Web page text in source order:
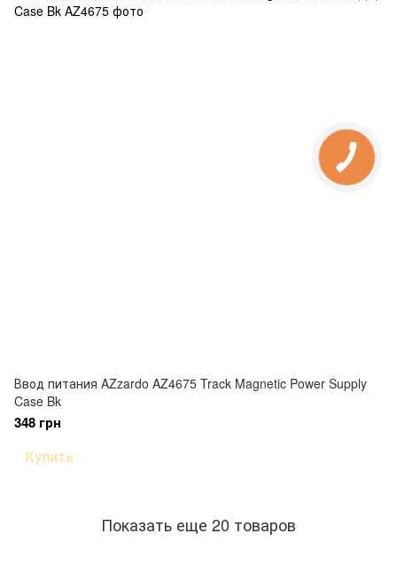
Ввод питания AZzardo AZ4675 Track Magnetic Power Supply
Case Bk
348 грн
Купить
Показать еще 20 товаров